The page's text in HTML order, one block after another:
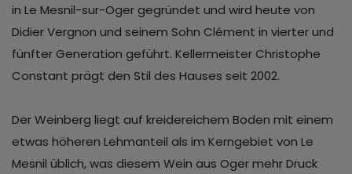
in Le Mesnil-sur-Oger gegründet und wird heute von
Didier Vergnon und seinem Sohn Clément in vierter und
fünfter Generation geführt. Kellermeister Christophe
Constant prägt den Stil des Hauses seit 2002.
Der Weinberg liegt auf kreidereichem Boden mit einem
etwas höheren Lehmanteil als im Kerngebiet von Le
Mesnil üblich, was diesem Wein aus Oger mehr Druck